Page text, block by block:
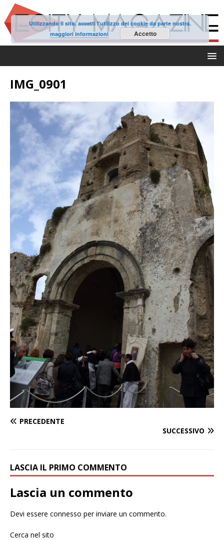
IMG_0901
PRECEDENTE
SUCCESSIVO
LASCIA IL PRIMO COMMENTO
Lascia un commento
Devi essere connesso per inviare un commento.
Cerca nel sito
Utilizzando il sito, accetti l'utilizzo dei cookie da parte nostra.
maggiori informazioni
Accetto